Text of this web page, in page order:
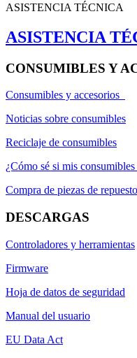
ASISTENCIA TÉCNICA
ASISTENCIA
CONSUMIBLES Y
Consumibles y accesorios
Noticias sobre consumibles
Reciclaje de consumibles
¿Cómo sé si mis
Compra de piezas de repuesto
DESCARGAS
Controladores y herramientas
Firmware
Hoja de datos de seguridad
Manual del usuario
EU Data Act